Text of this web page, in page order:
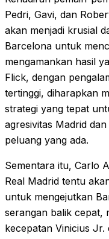
Pedri, Gavi, dan
akan menjadi krusial
Barcelona untuk
mengamankan hasil
Flick, dengan
tertinggi, diharapkan
strategi yang tepat
agresivitas Madrid
peluang yang ada.
Sementara itu, Carlo
Real Madrid tentu
untuk mengejutkan
serangan balik cepat,
kecepatan Vinicius Jr.